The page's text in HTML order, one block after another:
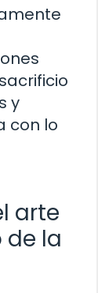
y
con lo
arte
de la